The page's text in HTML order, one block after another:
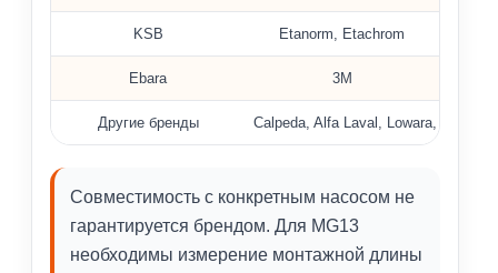
KSB Etanorm, Etachrom
Ebara 3M
Другие бренды Calpeda, Alfa Laval, Lowara,
Совместимость с конкретным насосом не
гарантируется брендом. Для MG13
необходимы измерение монтажной длины